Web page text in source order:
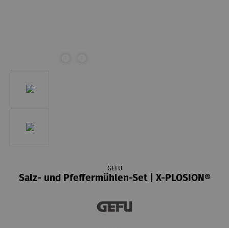
GEFU
Salz- und Pfeffermühlen-Set | X-PLOSION®